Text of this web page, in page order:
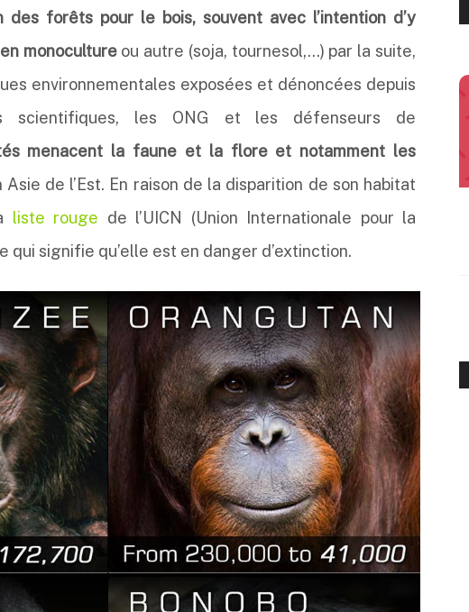
des forêts pour le bois, souvent avec l’intention d’y
monocultureou autre (soja, tournesol,…) par la suite,
environnementales exposées et dénoncées depuis
scientifiques, les ONG et les défenseurs de
menacent la faune et la flore et notamment les
Asie de l’Est. En raison de la disparition de son habitat
liste rouge de l’UICN (Union Internationale pour la
qui signifie qu’elle est en danger d’extinction.